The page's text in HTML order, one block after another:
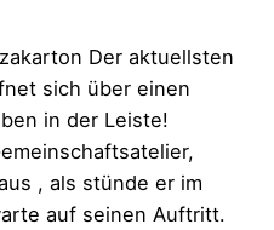
Der aktuellsten
sich über einen
in der Leiste!
, als stünde er im
auf seinen Auftritt.